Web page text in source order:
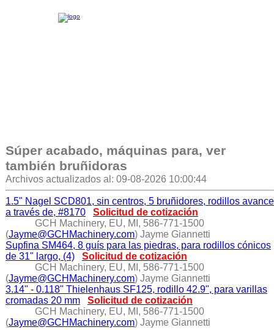
Súper acabado, máquinas para, ver
también bruñidoras
Archivos actualizados al: 09-08-2026 10:00:44
1.5" Nagel SCD801, sin centros, 5 bruñidores, rodillos avance
a través de, #8170
Solicitud de cotización
GCH Machinery, EU, MI, 586-771-1500
(Jayme@GCHMachinery.com) Jayme Giannetti
Supfina SM464, 8 guís para las piedras, para rodillos cónicos
de 31" largo, (4)
Solicitud de cotización
GCH Machinery, EU, MI, 586-771-1500
(Jayme@GCHMachinery.com) Jayme Giannetti
3.14" - 0.118" Thielenhaus SF125, rodillo 42.9", para varillas
cromadas 20 mm
Solicitud de cotización
GCH Machinery, EU, MI, 586-771-1500
(Jayme@GCHMachinery.com) Jayme Giannetti